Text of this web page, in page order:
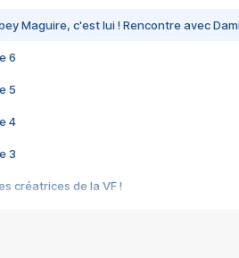
Maguire, c'est lui ! Rencontre avec
6
5
4
3
créatrices de la VF !